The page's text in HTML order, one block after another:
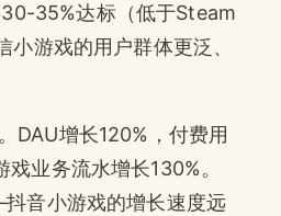
35%达标（低于Steam
游戏的用户群体更泛、
DAU增长120%，付费用
业务流水增长130%。
音小游戏的增长速度远